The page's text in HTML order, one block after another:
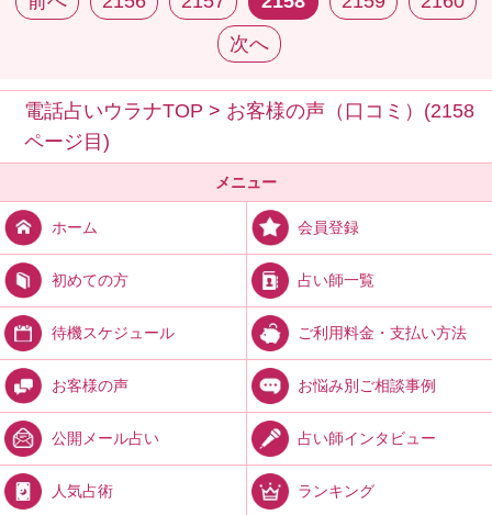
次へ
電話占いウラナTOP > お客様の声（口コミ）(2158
ページ目)
メニュー
ホーム 会員登録
初めての方 占い師一覧
待機スケジュール ご利用料金・支払い方法
お客様の声 お悩み別ご相談事例
公開メール占い 占い師インタビュー
人気占術 ランキング